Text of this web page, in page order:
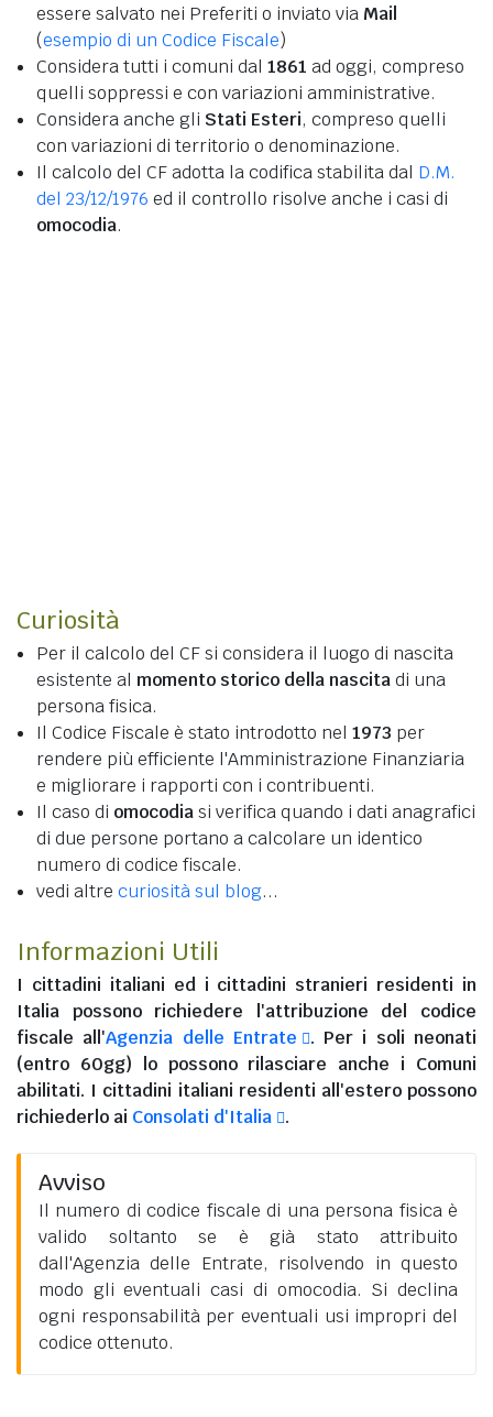
essere salvato nei Preferiti o inviato via Mail
(esempio di un Codice Fiscale)
Considera tutti i comuni dal 1861 ad oggi, compreso
quelli soppressi e con variazioni amministrative.
Considera anche gli Stati Esteri, compreso quelli
con variazioni di territorio o denominazione.
Il calcolo del CF adotta la codifica stabilita dal D.M.
del 23/12/1976 ed il controllo risolve anche i casi di
omocodia.
Curiosità
Per il calcolo del CF si considera il luogo di nascita
esistente al momento storico della nascitadi una
persona fisica.
Il Codice Fiscale è stato introdotto nel 1973 per
rendere più efficiente l'Amministrazione Finanziaria
e migliorare i rapporti con i contribuenti.
Il caso di omocodiasi verifica quando i dati anagrafici
di due persone portano a calcolare un identico
numero di codice fiscale.
vedi altre curiosità sul blog...
Informazioni Utili
I cittadini italiani ed i cittadini stranieri residenti in
Italia possono richiedere l'attribuzione del codice
fiscale all'Agenzia delle Entrate
. Per i soli neonati
(entro 60gg) lo possono rilasciare anche i Comuni
abilitati. I cittadini italiani residenti all'esteropossono
richiederlo ai Consolati d'Italia .
Avviso
Il numero di codice fiscale di una persona fisica è
valido soltanto se è già stato attribuito
dall'Agenzia delle Entrate, risolvendo in questo
modo gli eventuali casi di omocodia. Si declina
ogni responsabilità per eventuali usi impropri del
codice ottenuto.